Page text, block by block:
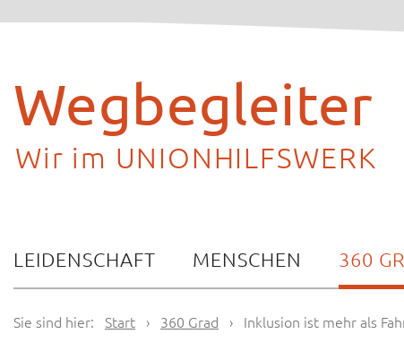
Wegbegleiter
Wir im UNIONHILFSWERK
LEIDENSCHAFT MENSCHEN 360
Sie sind hier: Start › 360 Grad › Inklusion ist mehr als